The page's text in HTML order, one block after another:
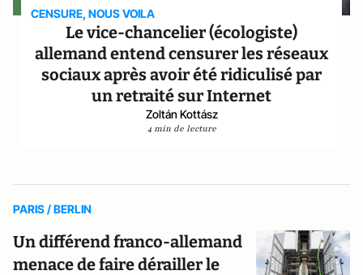
CENSURE, NOUS VOILA
Le vice-chancelier (écologiste)
allemand entend censurer les réseaux
sociaux après avoir été ridiculisé par
un retraité sur Internet
Zoltán Kottász
4 min de lecture
PARIS / BERLIN
Un différend franco-allemand
menace de faire dérailler le